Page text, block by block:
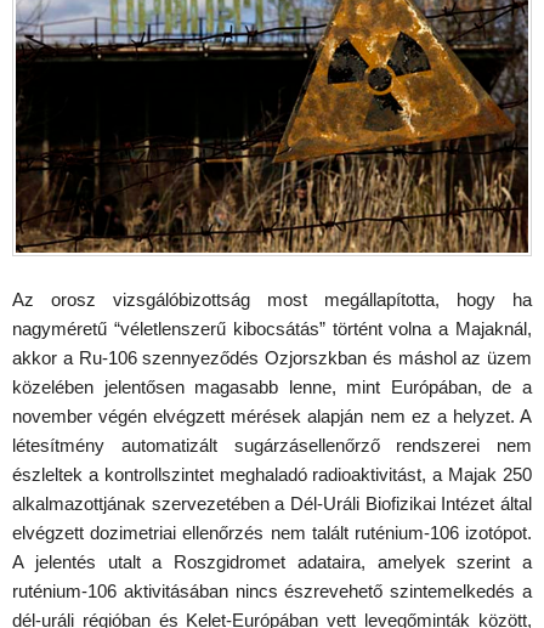
Az orosz vizsgálóbizottság most megállapította, hogy ha
nagyméretű “véletlenszerű kibocsátás” történt volna a Majaknál,
akkor a Ru-106 szennyeződés Ozjorszkban és máshol az üzem
közelében jelentősen magasabb lenne, mint Európában, de a
november végén elvégzett mérések alapján nem ez a helyzet. A
létesítmény automatizált sugárzásellenőrző rendszerei nem
észleltek a kontrollszintet meghaladó radioaktivitást, a Majak 250
alkalmazottjának szervezetében a Dél-Uráli Biofizikai Intézet által
elvégzett dozimetriai ellenőrzés nem talált ruténium-106 izotópot.
A jelentés utalt a Roszgidromet adataira, amelyek szerint a
ruténium-106 aktivitásában nincs észrevehető szintemelkedés a
dél-uráli régióban és Kelet-Európában vett levegőminták között,